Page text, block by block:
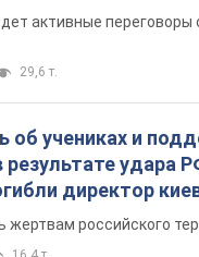
активные переговоры
29,6 т.
об учениках и
результате удара
директор
жертвам российского